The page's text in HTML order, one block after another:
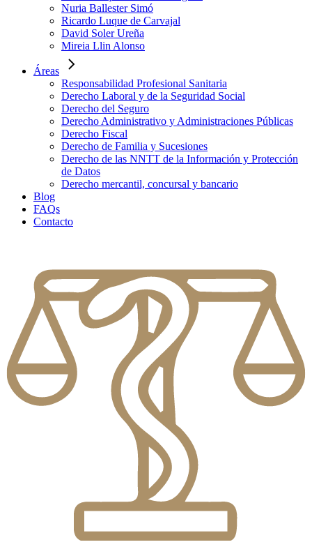
Nuria Ballester Simó
Ricardo Luque de Carvajal
David Soler Ureña
Mireia Llin Alonso
Áreas
Responsabilidad Profesional Sanitaria
Derecho Laboral y de la Seguridad Social
Derecho del Seguro
Derecho Administrativo y Administraciones Públicas
Derecho Fiscal
Derecho de Familia y Sucesiones
Derecho de las NNTT de la Información y Protección
de Datos
Derecho mercantil, concursal y bancario
Blog
FAQs
Contacto